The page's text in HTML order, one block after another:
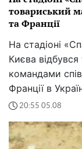
товариський
та Франції
На стадіоні
Києва
командами
Франції в
20:55 05.08